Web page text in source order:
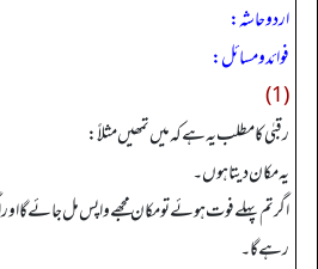
اردو حاشہ:
فوائد و مسائل:
(1)
رقبٰی کامطلب یہ ہےکہ میں تمھیں مثلاً:
یہ مکان دیتا ہوں۔
اگر تم پہلے فوت ہوئے تومکان مجھے واپس مل جائے گا اور
رہے گا۔